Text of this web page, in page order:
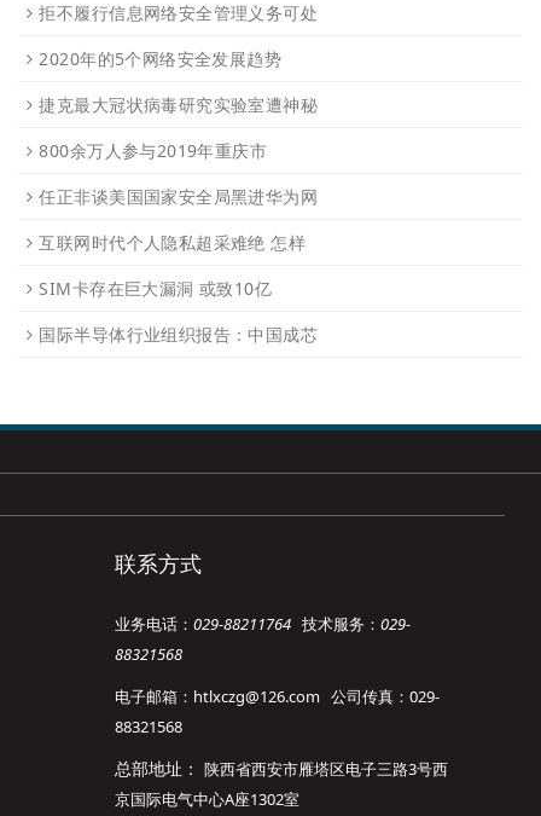
拒不履行信息网络安全管理义务可处
2020年的5个网络安全发展趋势
捷克最大冠状病毒研究实验室遭神秘
800余万人参与2019年重庆市
任正非谈美国国家安全局黑进华为网
互联网时代个人隐私超采难绝 怎样
SIM卡存在巨大漏洞 或致10亿
国际半导体行业组织报告：中国成芯
联系方式
业务电话： 029-88211764 技术服务： 029-
88321568
电子邮箱：htlxczg@126.com 公司传真：029-
88321568
总部地址： 陕西省西安市雁塔区电子三路3号西
京国际电气中心A座1302室